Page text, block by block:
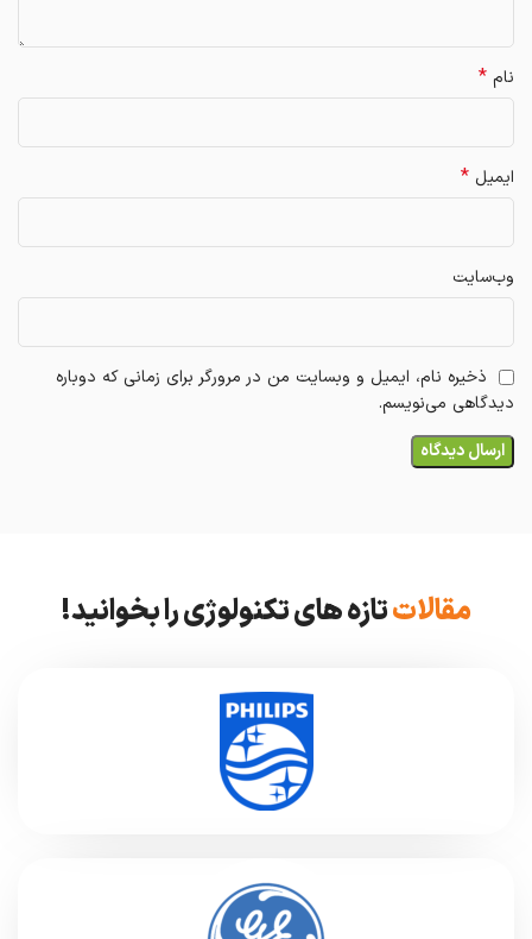
نام *
ایمیل *
وب‌سایت
ذخیره نام، ایمیل و وبسایت من در مرورگر برای زمانی که دوباره
دیدگاهی می‌نویسم.
مقالاتتازه های تکنولوژی را بخوانید!